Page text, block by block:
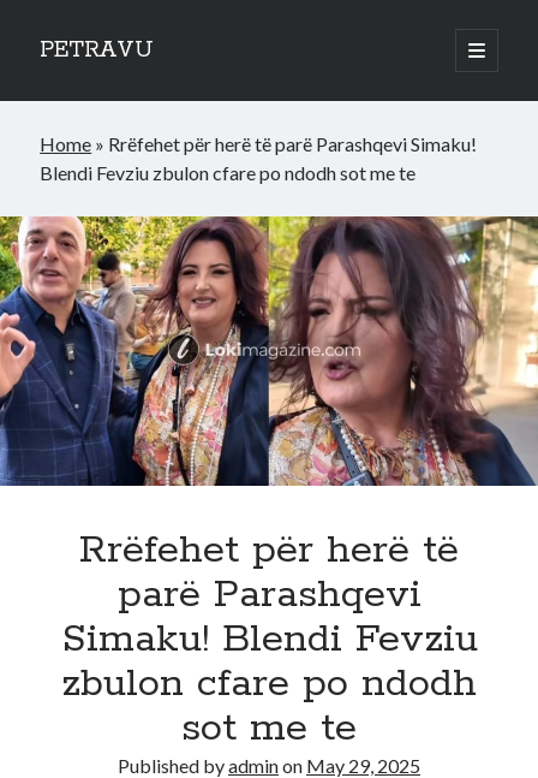
PETRAVU
open
primary
Sidebar
Bank
Credit Cards
World
Home » Rrëfehet për herë të parë Parashqevi Simaku!
Blendi Fevziu zbulon cfare po ndodh sot me te
Rrëfehet për herë të
parë Parashqevi
Simaku! Blendi Fevziu
zbulon cfare po ndodh
sot me te
Published byadminon May 29, 2025